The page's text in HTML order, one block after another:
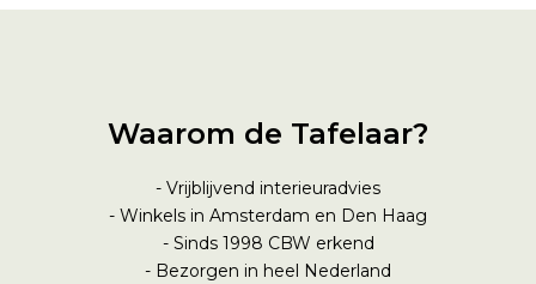
Waarom de Tafelaar?
- Vrijblijvend interieuradvies
- Winkels in Amsterdam en Den Haag
- Sinds 1998 CBW erkend
- Bezorgen in heel Nederland